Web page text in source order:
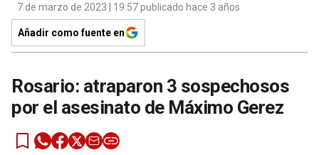
7 de marzo de 2023 | 19:57 publicado hace 3 años
Añadir como fuente en
Rosario: atraparon 3 sospechosos
por el asesinato de Máximo Gerez